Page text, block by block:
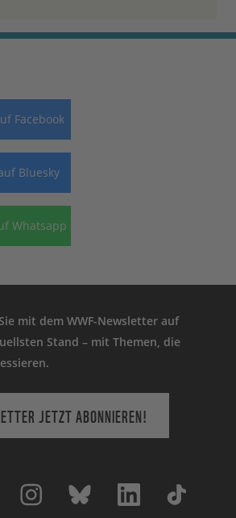
Facebook
Bluesky
Whatsapp
mit dem WWF-Newsletter auf
Stand – mit Themen, die
JETZT ABONNIEREN!